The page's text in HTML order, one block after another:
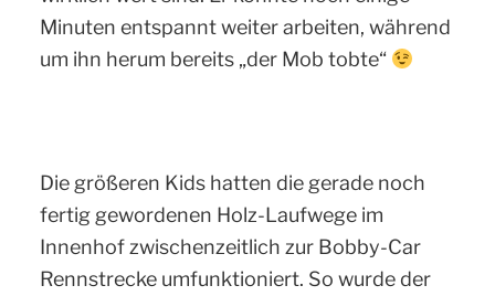
Minuten entspannt weiter arbeiten, während
um ihn herum bereits „der Mob tobte“
Die größeren Kids hatten die gerade noch
fertig gewordenen Holz-Laufwege im
Innenhof zwischenzeitlich zur Bobby-Car
Rennstrecke umfunktioniert. So wurde der